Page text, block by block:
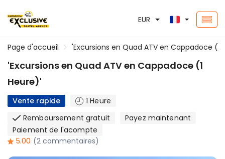
EUR
Page d'accueil 'Excursions en Quad ATV en Cappadoce (1
'Excursions en Quad ATV en Cappadoce (1
Heure)'
Vente rapide
1 Heure
Remboursement gratuit
Payez maintenant
Paiement de l'acompte
5.00 (2 commentaires)